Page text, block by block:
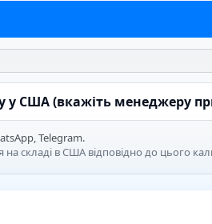
у США (вкажіть менеджеру
Telegram.
складі в США відповідно до цього